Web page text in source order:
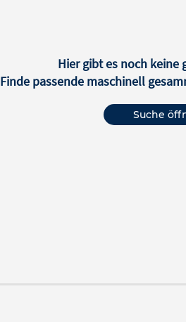
Hier gibt es noch keine
Finde passende maschinell
Suche